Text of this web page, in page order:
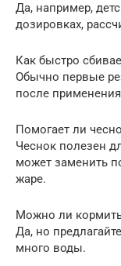
Да, например,
дозировках,
Как быстро
Обычно первые
после
Помогает ли
Чеснок полезен
может заменить
жаре.
Можно ли
Да, но
много воды.